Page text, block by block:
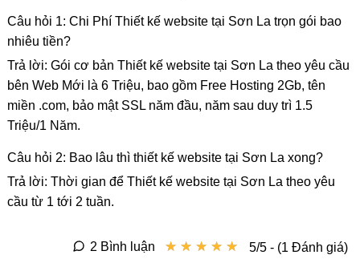
Câu hỏi 1: Chi Phí Thiết kế website tại Sơn La trọn gói bao
nhiêu tiền?
Trả lời: Gói cơ bản Thiết kế website tại Sơn La theo yêu cầu
bên Web Mới là 6 Triệu, bao gồm Free Hosting 2Gb, tên
miền .com, bảo mật SSL năm đầu, năm sau duy trì 1.5
Triệu/1 Năm.
Câu hỏi 2: Bao lâu thì thiết kế website tại Sơn La xong?
Trả lời: Thời gian để Thiết kế website tại Sơn La theo yêu
cầu từ 1 tới 2 tuần.
★ ★ ★ ★ ★
★ ★ ★ ★ ★ 5/5 - (1 Đánh giá)
2 Bình luận